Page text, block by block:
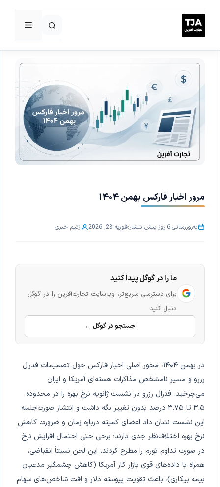
پرش
به
فهرست
مرور اخبار فارکس بهمن ۱۴۰۴
به‌روزرسانی:6 روز پیش انتشار:فوریه 28, 2026 ازتیم خبری
ما را در گوگل پیدا کنید
برای دسترسی سریع‌تر، وب‌سایت تجارت‌آفرین را در گوگل
دنبال کنید
جستجو در گوگل ←
در بهمن ۱۴۰۴، محور اصلی اخبار فارکس حول تصمیمات فدرال
رزرو و مسیر نامشخص مذاکرات هسته‌ای آمریکا و ایران
می‌چرخید. فدرال رزرو در نشست ژانویه نرخ بهره را در محدوده
۳.۵ تا ۳.۷۵ درصد بدون تغییر نگه داشت و انتشار صورت‌جلسه
این نشست نشان داد اعضای کمیته درباره زمان و ضرورت کاهش
نرخ بهره اختلاف‌نظر جدی دارند؛ برخی حتی احتمال افزایش نرخ
در صورت تداوم تورم را مطرح کردند. این لحن نسبتاً انقباضی،
همراه با داده‌های قوی بازار کار آمریکا (کاهش چشمگیر مدعیان
بیمه بیکاری)، باعث تقویت پیوسته دلار و افت شاخص‌های سهام